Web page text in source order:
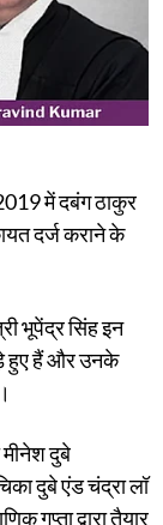
2019 में दबंग ठाकुर
दर्ज कराने के
भूपेंद्र सिंह इन
हुए हैं और उनके
मीनेश दुबे
दुबे एंड चंद्रा लॉ
गुप्ता द्वारा तैयार